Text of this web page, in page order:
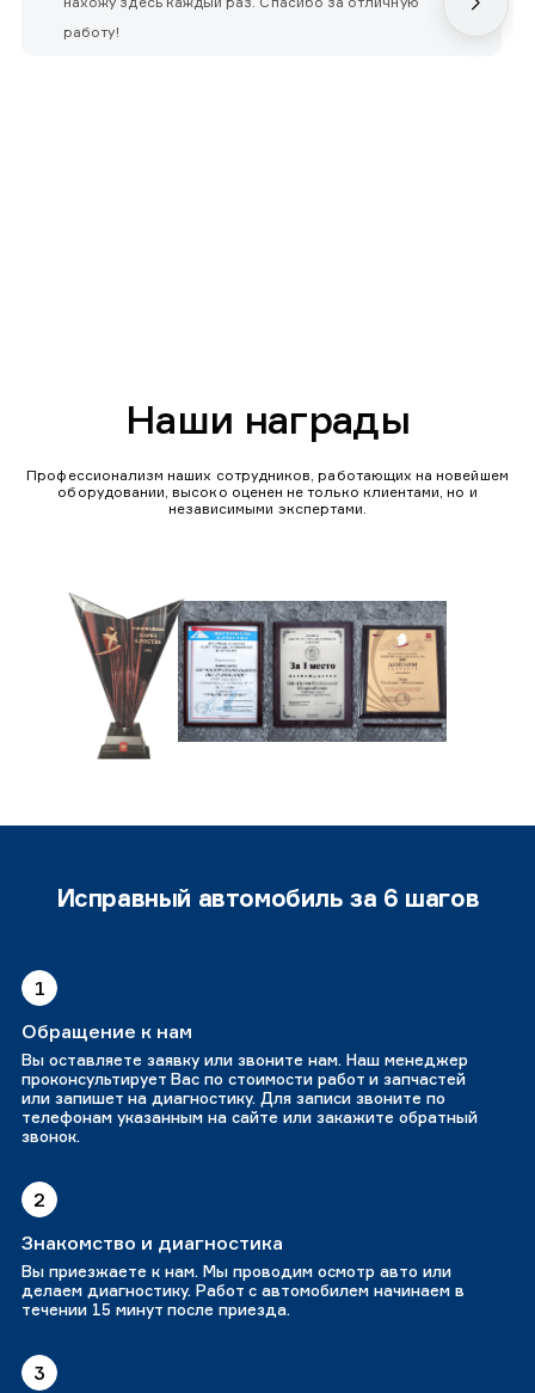
работу!
Наши награды
Профессионализм наших сотрудников, работающих на новейшем
оборудовании, высоко оценен не только клиентами, но и
независимыми экспертами.
Исправный автомобиль за 6 шагов
1
Обращение к нам
Вы оставляете заявку или звоните нам. Наш менеджер
проконсультирует Вас по стоимости работ и запчастей
или запишет на диагностику. Для записи звоните по
телефонам указанным на сайте или закажите обратный
звонок.
2
Знакомство и диагностика
Вы приезжаете к нам. Мы проводим осмотр авто или
делаем диагностику. Работ с автомобилем начинаем в
течении 15 минут после приезда.
3